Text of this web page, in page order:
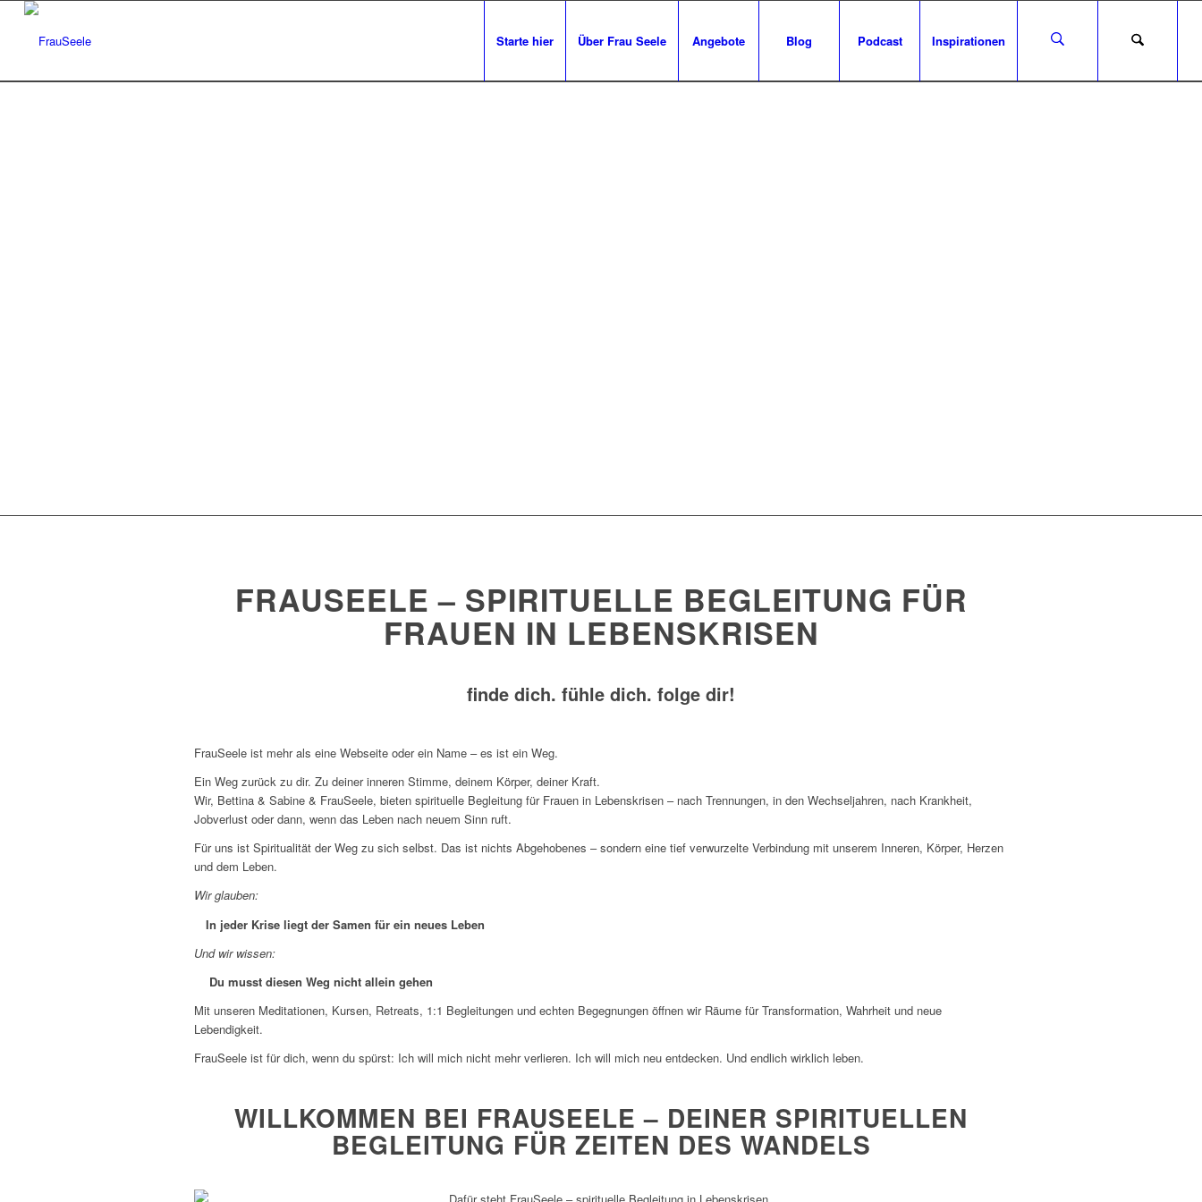
Starte hier Über Frau Seele Angebote Blog Podcast Inspirationen
FRAUSEELE – SPIRITUELLE BEGLEITUNG FÜR
FRAUEN IN LEBENSKRISEN
finde dich. fühle dich. folge dir!
FrauSeele ist mehr als eine Webseite oder ein Name – es ist ein Weg.
Ein Weg zurück zu dir. Zu deiner inneren Stimme, deinem Körper, deiner Kraft.
Wir, Bettina & Sabine & FrauSeele, bieten spirituelle Begleitung für Frauen in Lebenskrisen – nach Trennungen, in den Wechseljahren, nach Krankheit,
Jobverlust oder dann, wenn das Leben nach neuem Sinn ruft.
Für uns ist Spiritualität der Weg zu sich selbst. Das ist nichts Abgehobenes – sondern eine tief verwurzelte Verbindung mit unserem Inneren, Körper, Herzen
und dem Leben.
Wir glauben:
In jeder Krise liegt der Samen für ein neues Leben
Und wir wissen:
Du musst diesen Weg nicht allein gehen
Mit unseren Meditationen, Kursen, Retreats, 1:1 Begleitungen und echten Begegnungen öffnen wir Räume für Transformation, Wahrheit und neue
Lebendigkeit.
FrauSeele ist für dich, wenn du spürst: Ich will mich nicht mehr verlieren. Ich will mich neu entdecken. Und endlich wirklich leben.
WILLKOMMEN BEI FRAUSEELE – DEINER SPIRITUELLEN
BEGLEITUNG FÜR ZEITEN DES WANDELS